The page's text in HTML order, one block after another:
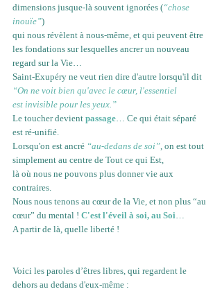
dimensions jusque-là souvent ignorées (“chose
inouïe”)
qui nous révèlent à nous-même, et qui peuvent être
les fondations sur lesquelles ancrer un nouveau
regard sur la Vie…
Saint-Exupéry ne veut rien dire d'autre lorsqu'il dit
“On ne voit bien qu'avec le cœur, l'essentiel
est invisible pour les yeux.”
Le toucher devient passage… Ce qui était séparé
est ré-unifié.
Lorsqu'on est ancré “au-dedans de soi”, on est tout
simplement au centre de Tout ce qui Est,
là où nous ne pouvons plus donner vie aux
contraires.
Nous nous tenons au cœur de la Vie, et non plus “au
cœur” du mental ! C'est l'éveil à soi, au Soi…
A partir de là, quelle liberté !
Voici les paroles d’êtres libres, qui regardent le
dehors au dedans d'eux-même :